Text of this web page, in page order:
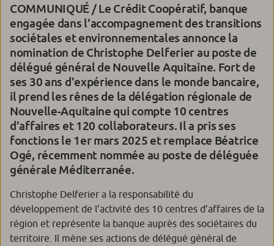
COMMUNIQUÉ / Le Crédit Coopératif, banque
engagée dans l’accompagnement des transitions
sociétales et environnementales annonce la
nomination de Christophe Delferier au poste de
délégué général de Nouvelle Aquitaine. Fort de
ses 30 ans d’expérience dans le monde bancaire,
il prend les rênes de la délégation régionale de
Nouvelle-Aquitaine qui compte 10 centres
d’affaires et 120 collaborateurs. Il a pris ses
fonctions le 1er mars 2025 et remplace Béatrice
Ogé, récemment nommée au poste de déléguée
générale Méditerranée.
Christophe Delferier a la responsabilité du
développement de l’activité des 10 centres d’affaires de la
région et représente la banque auprès des sociétaires du
territoire. Il mène ses actions de délégué général de